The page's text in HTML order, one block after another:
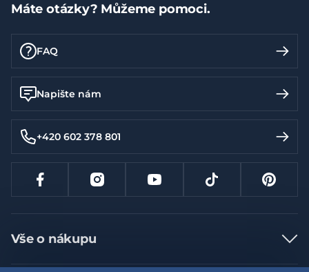
Máte otázky? Můžeme pomoci.
FAQ
Napište nám
+420 602 378 801
Vše o nákupu
Jak nakupovat